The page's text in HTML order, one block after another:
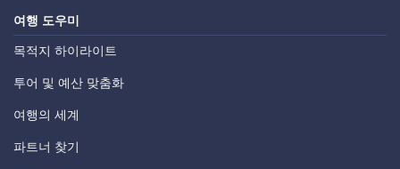
여행 도우미
목적지 하이라이트
투어 및 예산 맞춤화
여행의 세계
파트너 찾기